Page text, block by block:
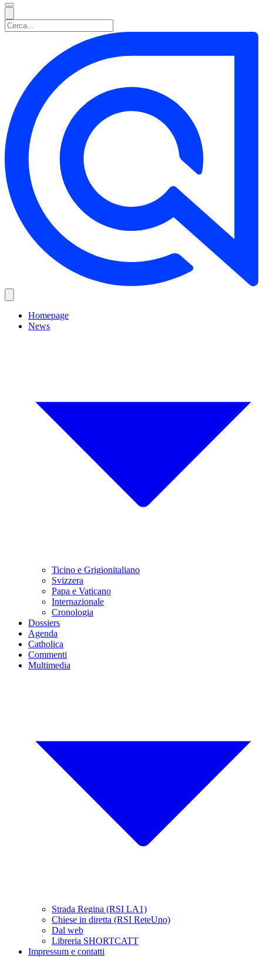
Homepage
News
Ticino e Grigionitaliano
Svizzera
Papa e Vaticano
Internazionale
Cronologia
Dossiers
Agenda
Catholica
Commenti
Multimedia
Strada Regina (RSI LA1)
Chiese in diretta (RSI ReteUno)
Dal web
Libreria SHORTCATT
Impressum e contatti